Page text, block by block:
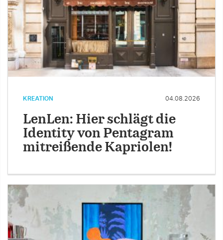
KREATION 04.08.2026
LenLen: Hier schlägt die
Identity von Pentagram
mitreißende Kapriolen!